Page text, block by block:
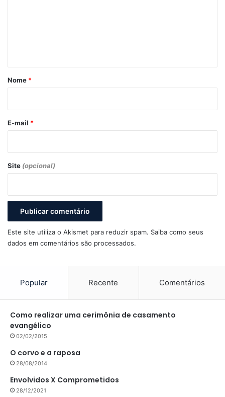
r
*
Nome *
E-mail *
Site (opcional)
Este site utiliza o Akismet para reduzir spam. Saiba como seus
dados em comentários são processados.
Popular Recente Comentários
Como realizar uma cerimônia de casamento
evangélico
02/02/2015
O corvo e a raposa
28/08/2014
Envolvidos X Comprometidos
28/12/2021